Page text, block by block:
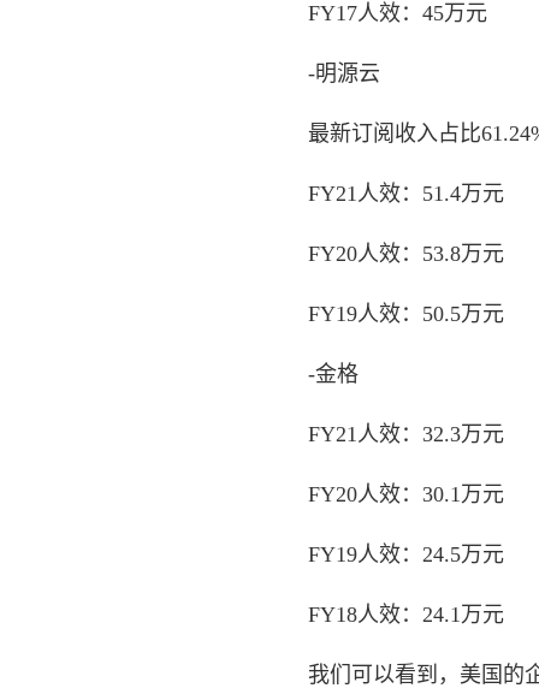
FY17人效：45万元
-明源云
最新订阅收入占比
FY21人效：51.4万元
FY20人效：53.8万元
FY19人效：50.5万元
-金格
FY21人效：32.3万元
FY20人效：30.1万元
FY19人效：24.5万元
FY18人效：24.1万元
我们可以看到，美国的企